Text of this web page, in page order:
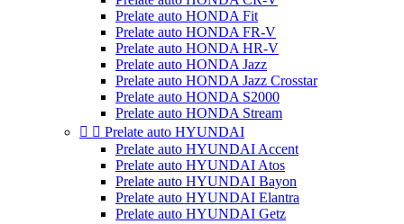
Prelate auto HONDA Fit
Prelate auto HONDA FR-V
Prelate auto HONDA HR-V
Prelate auto HONDA Jazz
Prelate auto HONDA Jazz Crosstar
Prelate auto HONDA S2000
Prelate auto HONDA Stream
  Prelate auto HYUNDAI
Prelate auto HYUNDAI Accent
Prelate auto HYUNDAI Atos
Prelate auto HYUNDAI Bayon
Prelate auto HYUNDAI Elantra
Prelate auto HYUNDAI Getz